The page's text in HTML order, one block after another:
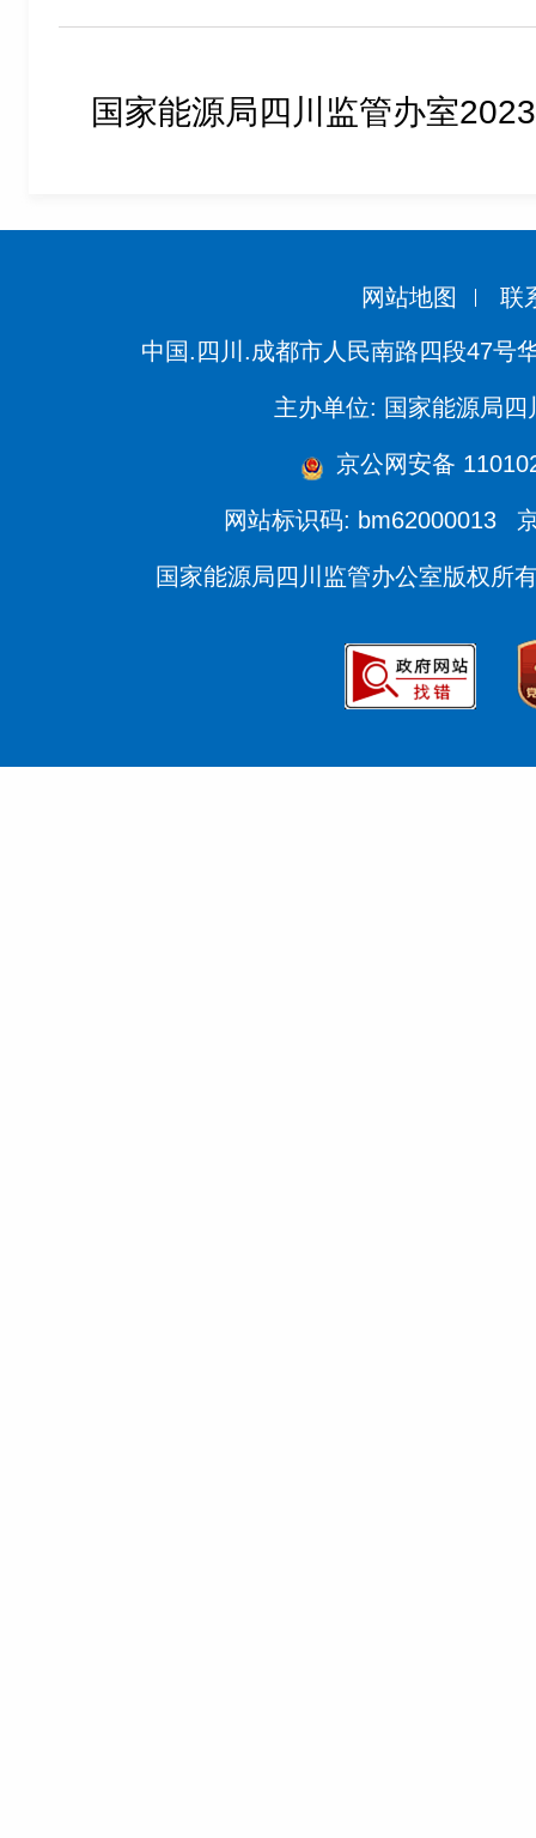
国家能源局四川监管办室
网站地图 联
中国.四川.成都市人民南路四段47号
主办单位: 国家能源局四
京公网安备
网站标识码: bm62000013
国家能源局四川监管办公室版权所